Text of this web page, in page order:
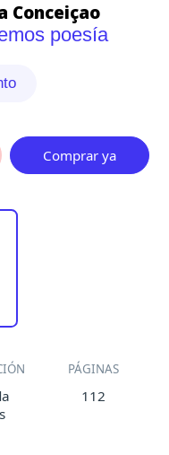
Conceiçao
poesía
Comprar ya
PÁGINAS
112